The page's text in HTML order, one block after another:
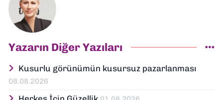
Yazarın Diğer Yazıları
Kusurlu görünümün kusursuz pazarlanması
08.08.2026